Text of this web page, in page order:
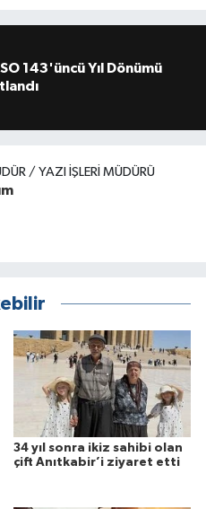
143'üncü Yıl Dönümü
/ YAZI İŞLERI MÜDÜRÜ
34 yıl sonra ikiz sahibi olan
çift Anıtkabir’i ziyaret etti